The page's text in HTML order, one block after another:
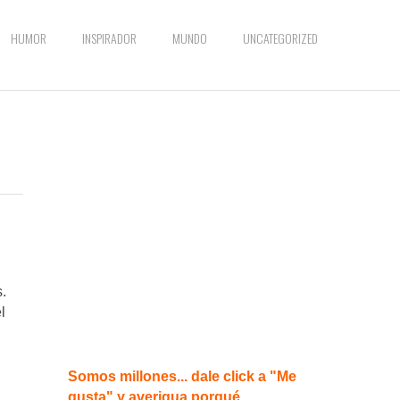
HUMOR INSPIRADOR MUNDO UNCATEGORIZED
Somos millones... dale click a "Me
gusta" y averigua porqué